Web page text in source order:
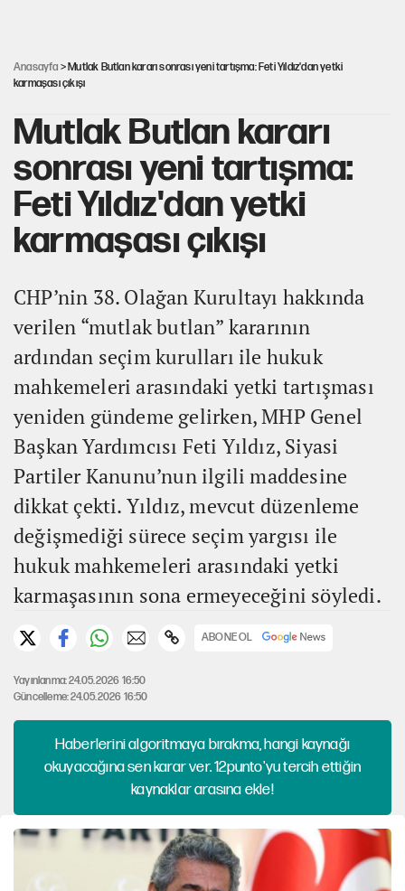
Anasayfa > Mutlak Butlan kararı sonrası yeni tartışma: Feti Yıldız'dan yetki
karmaşası çıkışı
Mutlak Butlan kararı
sonrası yeni tartışma:
Feti Yıldız'dan yetki
karmaşası çıkışı
CHP’nin 38. Olağan Kurultayı hakkında
verilen “mutlak butlan” kararının
ardından seçim kurulları ile hukuk
mahkemeleri arasındaki yetki tartışması
yeniden gündeme gelirken, MHP Genel
Başkan Yardımcısı Feti Yıldız, Siyasi
Partiler Kanunu’nun ilgili maddesine
dikkat çekti. Yıldız, mevcut düzenleme
değişmediği sürece seçim yargısı ile
hukuk mahkemeleri arasındaki yetki
karmaşasının sona ermeyeceğini söyledi.
ABONE OL
Yayınlanma: 24.05.2026 16:50
Güncelleme: 24.05.2026 16:50
Haberlerini algoritmaya bırakma, hangi kaynağı
okuyacağına sen karar ver. 12punto'yu tercih ettiğin
kaynaklar arasına ekle!